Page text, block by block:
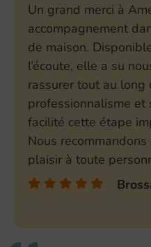
Un grand merci à
accompagnement
de maison.
l’écoute, elle a su
rassurer tout au long
professionnalisme et
facilité cette étape
Nous
plaisir à toute